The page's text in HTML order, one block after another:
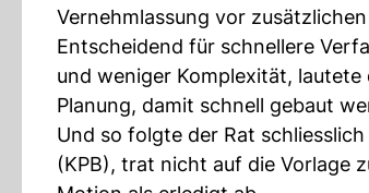
Vernehmlassung vor
Entscheidend für schnellere
und weniger Komplexität,
Planung, damit schnell gebaut
Und so folgte der Rat
(KPB), trat nicht auf die Vorlage